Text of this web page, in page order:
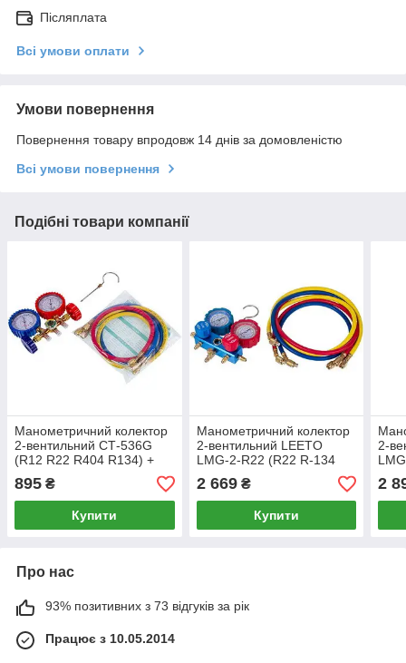
Післяплата
Всі умови оплати
Умови повернення
Повернення товару впродовж 14 днів за домовленістю
Всі умови повернення
Подібні товари компанії
Манометричний колектор
2-вентильний СТ-536G
(R12 R22 R404 R134) +
шланги 3шт.x900mm
895 ₴
Купити
Манометричний колектор
2-вентильний LEETO
LMG-2-R22 (R22 R-134
R404 R407) + шланги
3шт.x1200mm
2 669₴
Купити
2-
2
Про нас
93% позитивних з 73 відгуків за рік
Працює з 10.05.2014